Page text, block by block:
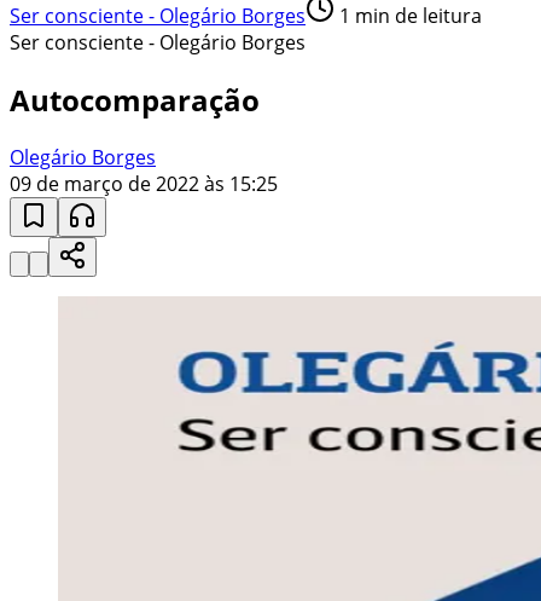
Ser consciente - Olegário Borges 1 min de leitura
Ser consciente - Olegário Borges
Autocomparação
Olegário Borges
09 de março de 2022 às 15:25